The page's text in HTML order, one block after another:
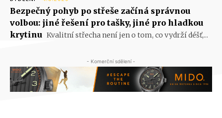
Bezpečný pohyb po střeše začíná správnou
volbou: jiné řešení pro tašky, jiné pro hladkou
krytinu Kvalitní střecha není jen o tom, co vydrží déšť,...
- Komerční sdělení -